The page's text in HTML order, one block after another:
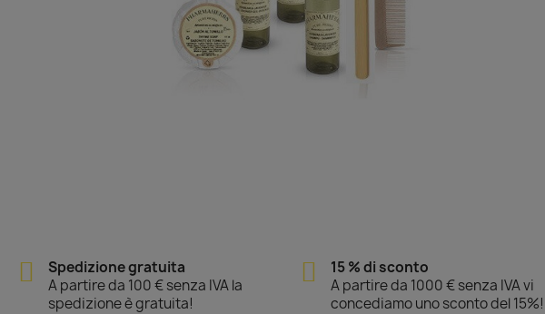
Spedizione gratuita
A partire da 100 € senza IVA la
spedizione è gratuita!
15 % di sconto
A partire da 1000 € senza IVA vi
concediamo uno sconto del 15%!